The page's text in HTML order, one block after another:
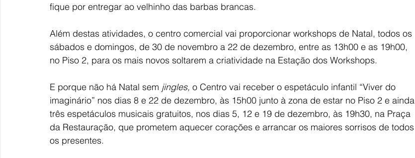
fique por entregar ao velhinho das barbas brancas.
Além destas atividades, o centro comercial vai proporcionar workshops de Natal, todos os
sábados e domingos, de 30 de novembro a 22 de dezembro, entre as 13h00 e as 19h00,
no Piso 2, para os mais novos soltarem a criatividade na Estação dos Workshops.
E porque não há Natal sem jingles, o Centro vai receber o espetáculo infantil “Viver do
imaginário” nos dias 8 e 22 de dezembro, às 15h00 junto à zona de estar no Piso 2 e ainda
três espetáculos musicais gratuitos, nos dias 5, 12 e 19 de dezembro, às 19h30, na Praça
da Restauração, que prometem aquecer corações e arrancar os maiores sorrisos de todos
os presentes.